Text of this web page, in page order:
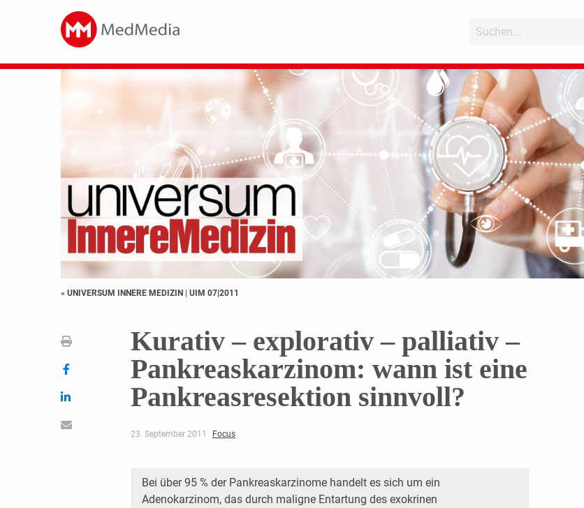
« UNIVERSUM INNERE MEDIZIN | UIM 07|2011
Kurativ – explorativ – palliativ –
Pankreaskarzinom: wann ist eine
Pankreasresektion sinnvoll?
23. September 2011 Focus
Bei über 95 % der Pankreaskarzinome handelt es sich um ein
Adenokarzinom, das durch maligne Entartung des exokrinen